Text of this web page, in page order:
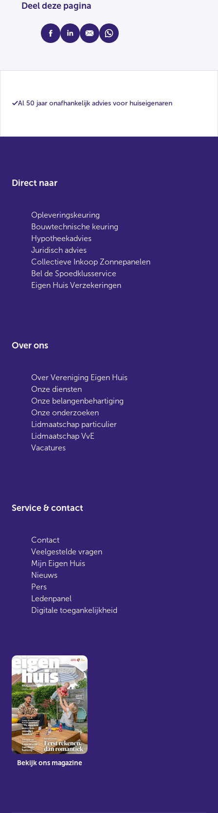
Deel deze pagina
facebooklinkedinmail whatsapp
Al 50 jaar onafhankelijk advies voor huiseigenaren
Direct naar
Opleveringskeuring
Bouwtechnische keuring
Hypotheekadvies
Juridisch advies
Collectieve Inkoop Zonnepanelen
Bel de Spoedklusservice
Eigen Huis Verzekeringen
Over ons
Over Vereniging Eigen Huis
Onze diensten
Onze belangenbehartiging
Onze onderzoeken
Lidmaatschap particulier
Lidmaatschap VvE
Vacatures
Service & contact
Contact
Veelgestelde vragen
Mijn Eigen Huis
Nieuws
Pers
Ledenpanel
Digitale toegankelijkheid
Bekijk ons magazine